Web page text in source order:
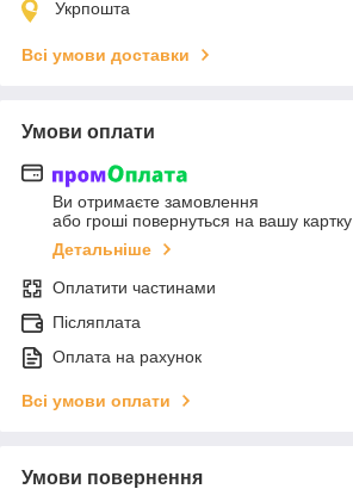
Укрпошта
Всі умови доставки
Умови оплати
Ви отримаєте замовлення
або гроші повернуться на вашу картку
Детальніше
Оплатити частинами
Післяплата
Оплата на рахунок
Всі умови оплати
Умови повернення